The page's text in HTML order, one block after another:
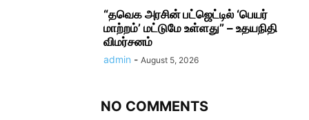
“தவெக அரசின் பட்ஜெட்டில் ‘பெயர்
மாற்றம்’ மட்டுமே உள்ளது” – உதயநிதி
விமர்சனம்
admin - August 5, 2026
NO COMMENTS